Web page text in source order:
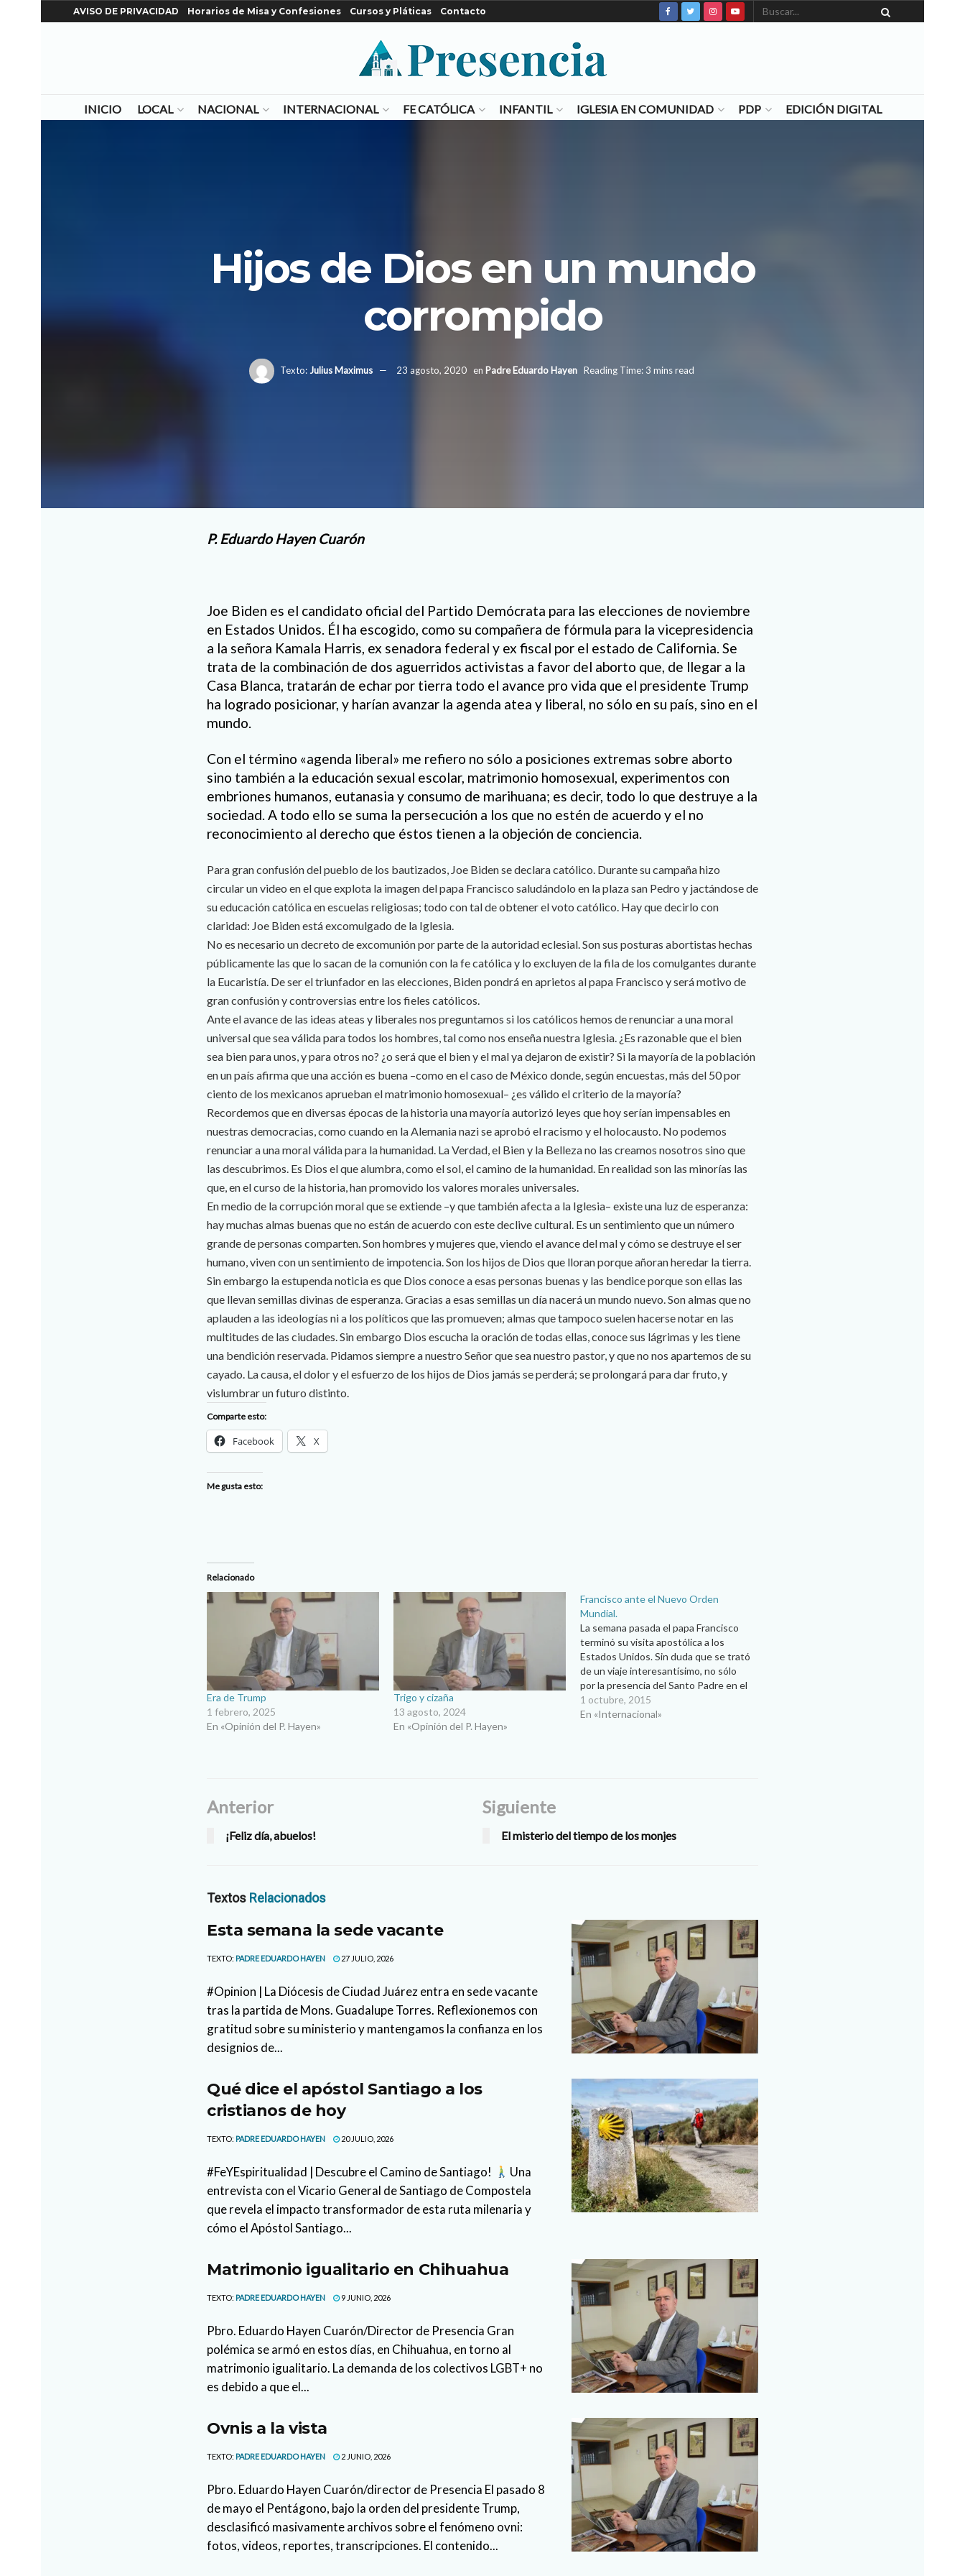
AVISO DE PRIVACIDAD Horarios de Misa y Confesiones Cursos y Pláticas Contacto
INICIO LOCAL NACIONAL INTERNACIONAL FE CATÓLICA INFANTIL IGLESIA EN COMUNIDAD PDP EDICIÓN DIGITAL
Hijos de Dios en un mundo
corrompido
Texto: Julius Maximus 23 agosto, 2020 en Padre Eduardo Hayen Reading Time: 3 mins read
P. Eduardo Hayen Cuarón
Joe Biden es el candidato oficial del Partido Demócrata para las elecciones de noviembre
en Estados Unidos. Él ha escogido, como su compañera de fórmula para la vicepresidencia
a la señora Kamala Harris, ex senadora federal y ex fiscal por el estado de California. Se
trata de la combinación de dos aguerridos activistas a favor del aborto que, de llegar a la
Casa Blanca, tratarán de echar por tierra todo el avance pro vida que el presidente Trump
ha logrado posicionar, y harían avanzar la agenda atea y liberal, no sólo en su país, sino en el
mundo.
Con el término «agenda liberal» me refiero no sólo a posiciones extremas sobre aborto
sino también a la educación sexual escolar, matrimonio homosexual, experimentos con
embriones humanos, eutanasia y consumo de marihuana; es decir, todo lo que destruye a la
sociedad. A todo ello se suma la persecución a los que no estén de acuerdo y el no
reconocimiento al derecho que éstos tienen a la objeción de conciencia.
Para gran confusión del pueblo de los bautizados, Joe Biden se declara católico. Durante su campaña hizo
circular un video en el que explota la imagen del papa Francisco saludándolo en la plaza san Pedro y jactándose de
su educación católica en escuelas religiosas; todo con tal de obtener el voto católico. Hay que decirlo con
claridad: Joe Biden está excomulgado de la Iglesia.
No es necesario un decreto de excomunión por parte de la autoridad eclesial. Son sus posturas abortistas hechas
públicamente las que lo sacan de la comunión con la fe católica y lo excluyen de la fila de los comulgantes durante
la Eucaristía. De ser el triunfador en las elecciones, Biden pondrá en aprietos al papa Francisco y será motivo de
gran confusión y controversias entre los fieles católicos.
Ante el avance de las ideas ateas y liberales nos preguntamos si los católicos hemos de renunciar a una moral
universal que sea válida para todos los hombres, tal como nos enseña nuestra Iglesia. ¿Es razonable que el bien
sea bien para unos, y para otros no? ¿o será que el bien y el mal ya dejaron de existir? Si la mayoría de la población
en un país afirma que una acción es buena –como en el caso de México donde, según encuestas, más del 50 por
ciento de los mexicanos aprueban el matrimonio homosexual– ¿es válido el criterio de la mayoría?
Recordemos que en diversas épocas de la historia una mayoría autorizó leyes que hoy serían impensables en
nuestras democracias, como cuando en la Alemania nazi se aprobó el racismo y el holocausto. No podemos
renunciar a una moral válida para la humanidad. La Verdad, el Bien y la Belleza no las creamos nosotros sino que
las descubrimos. Es Dios el que alumbra, como el sol, el camino de la humanidad. En realidad son las minorías las
que, en el curso de la historia, han promovido los valores morales universales.
En medio de la corrupción moral que se extiende –y que también afecta a la Iglesia– existe una luz de esperanza:
hay muchas almas buenas que no están de acuerdo con este declive cultural. Es un sentimiento que un número
grande de personas comparten. Son hombres y mujeres que, viendo el avance del mal y cómo se destruye el ser
humano, viven con un sentimiento de impotencia. Son los hijos de Dios que lloran porque añoran heredar la tierra.
Sin embargo la estupenda noticia es que Dios conoce a esas personas buenas y las bendice porque son ellas las
que llevan semillas divinas de esperanza. Gracias a esas semillas un día nacerá un mundo nuevo. Son almas que no
aplauden a las ideologías ni a los políticos que las promueven; almas que tampoco suelen hacerse notar en las
multitudes de las ciudades. Sin embargo Dios escucha la oración de todas ellas, conoce sus lágrimas y les tiene
una bendición reservada. Pidamos siempre a nuestro Señor que sea nuestro pastor, y que no nos apartemos de su
cayado. La causa, el dolor y el esfuerzo de los hijos de Dios jamás se perderá; se prolongará para dar fruto, y
vislumbrar un futuro distinto.
Comparte esto:
Facebook X
Me gusta esto:
Relacionado
Era de Trump
1 febrero, 2025
En «Opinión del P. Hayen»
Trigo y cizaña
13 agosto, 2024
En «Opinión del P. Hayen»
Francisco ante el Nuevo Orden
Mundial.
La semana pasada el papa Francisco
terminó su visita apostólica a los
Estados Unidos. Sin duda que se trató
de un viaje interesantísimo, no sólo
por la presencia del Santo Padre en el
Congreso Mundial de las Familias, sino
por su intervención en las Naciones
1 octubre, 2015
En «Internacional»
Anterior
¡Feliz día, abuelos!
Siguiente
El misterio del tiempo de los monjes
Textos Relacionados
Esta semana la sede vacante
TEXTO: PADRE EDUARDO HAYEN 27 JULIO, 2026
#Opinion | La Diócesis de Ciudad Juárez entra en sede vacante
tras la partida de Mons. Guadalupe Torres. Reflexionemos con
gratitud sobre su ministerio y mantengamos la confianza en los
designios de...
Qué dice el apóstol Santiago a los
cristianos de hoy
TEXTO: PADRE EDUARDO HAYEN 20 JULIO, 2026
#FeYEspiritualidad | Descubre el Camino de Santiago!
Una
entrevista con el Vicario General de Santiago de Compostela
que revela el impacto transformador de esta ruta milenaria y
cómo el Apóstol Santiago...
Matrimonio igualitario en Chihuahua
TEXTO: PADRE EDUARDO HAYEN 9 JUNIO, 2026
Pbro. Eduardo Hayen Cuarón/Director de Presencia Gran
polémica se armó en estos días, en Chihuahua, en torno al
matrimonio igualitario. La demanda de los colectivos LGBT+ no
es debido a que el...
Ovnis a la vista
TEXTO: PADRE EDUARDO HAYEN 2 JUNIO, 2026
Pbro. Eduardo Hayen Cuarón/director de Presencia El pasado 8
de mayo el Pentágono, bajo la orden del presidente Trump,
desclasificó masivamente archivos sobre el fenómeno ovni:
fotos, videos, reportes, transcripciones. El contenido...